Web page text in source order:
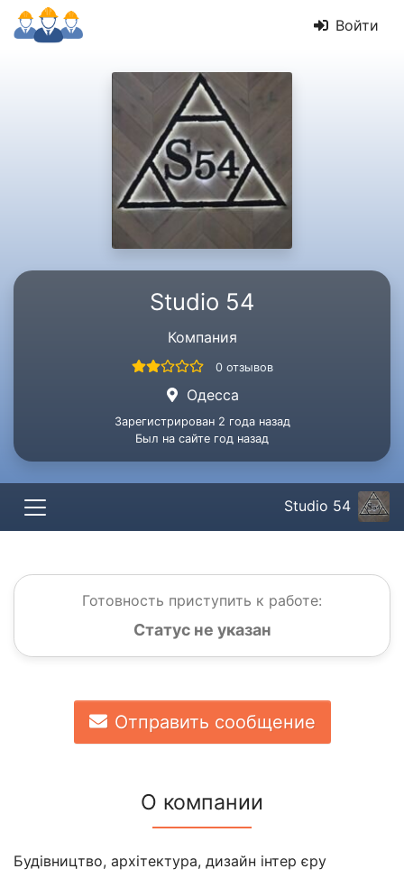
Войти
Studio 54
Компания
0 отзывов
Одесса
Зарегистрирован 2 года назад
Был на сайте год назад
Studio 54
Готовность приступить к работе:
Статус не указан
Отправить сообщение
О компании
Будівництво, архітектура, дизайн інтер єру